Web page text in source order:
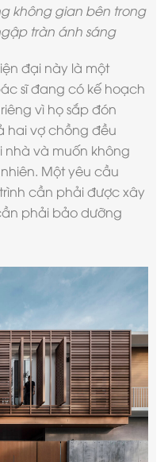
không gian bên trong
tràn ánh sáng
đại này là một
sĩ đang có kế hoạch
vì họ sắp đón
hai vợ chồng đều
nhà và muốn không
Một yêu cầu
cần phải được xây
phải bảo dưỡng